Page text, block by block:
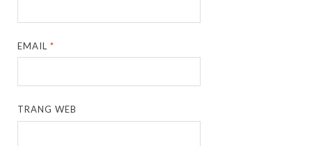
EMAIL*
TRANG WEB